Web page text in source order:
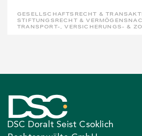
GESELLSCHAFTSRECHT &
STIFTUNGSRECHT &
TRANSPORT-, VERSICHERUNGS- &
DSC Doralt Seist Csoklich